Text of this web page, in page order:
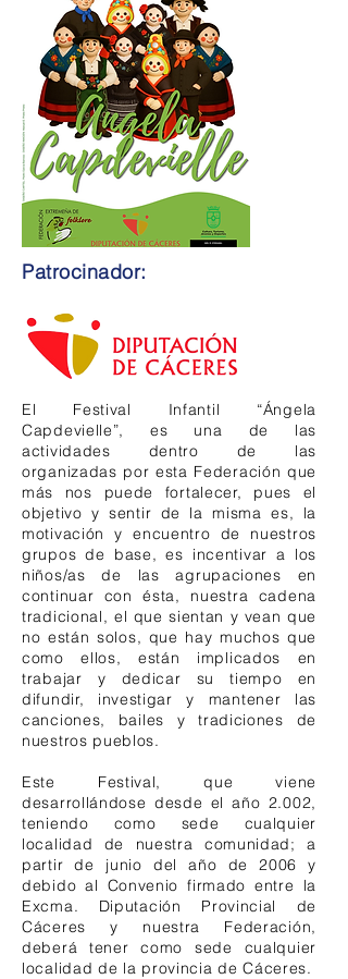
Patrocinador:
El Festival Infantil “Ángela
Capdevielle”, es una de las
actividades dentro de las
organizadas por esta Federación que
más nos puede fortalecer, pues el
objetivo y sentir de la misma es, la
motivación y encuentro de nuestros
grupos de base, es incentivar a los
niños/as de las agrupaciones en
continuar con ésta, nuestra cadena
tradicional, el que sientan y vean que
no están solos, que hay muchos que
como ellos, están implicados en
trabajar y dedicar su tiempo en
difundir, investigar y mantener las
canciones, bailes y tradiciones de
nuestros pueblos.
Este Festival, que viene
desarrollándose desde el año 2.002,
teniendo como sede cualquier
localidad de nuestra comunidad; a
partir de junio del año de 2006 y
debido al Convenio firmado entre la
Excma. Diputación Provincial de
Cáceres y nuestra Federación,
deberá tener como sede cualquier
localidad de la provincia de Cáceres.